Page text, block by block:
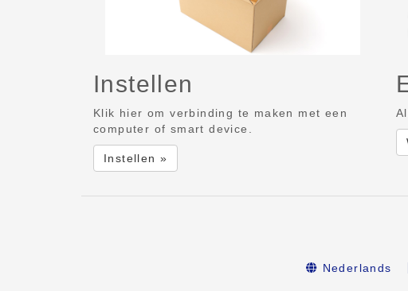
Instellen
Klik hier om verbinding te maken met een
computer of smart device.
Instellen »
Nederlands